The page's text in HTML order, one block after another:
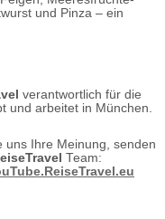
und Pinza – ein
verantwortlich für die
und arbeitet in München.
uns Ihre Meinung, senden
Team: